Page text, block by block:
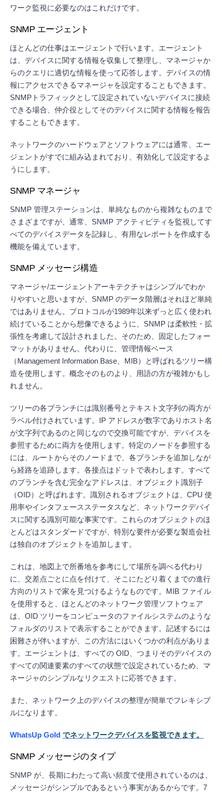
ワーク監視に必要なのはこれだけです。
SNMP エージェント
ほとんどの仕事はエージェントで行います。エージェント
は、デバイスに関する情報を収集して整理し、マネージャか
らのクエリに適切な情報を使って応答します。デバイスの情
報にアクセスできるマネージャを設定することもできます。
SNMPトラフィックとして設定されていないデバイスに接続
できる場合、仲介役としてそのデバイスに関する情報を報告
することもできます。
ネットワークのハードウェアとソフトウェアには通常、エー
ジェントがすでに組み込まれており、有効化して設定するよ
うにします。
SNMP マネージャ
SNMP 管理ステーションは、単純なものから複雑なものまで
さまざまですが、通常、SNMP アクティビティを監視してす
べてのデバイスデータを記録し、有用なレポートを作成する
機能を備えています。
SNMP メッセージ構造
マネージャ/エージェントアーキテクチャはシンプルでわか
りやすいと思いますが、SNMP のデータ階層はそれほど単純
ではありません。プロトコルが1989年以来ずっと広く使われ
続けていることから想像できるように、SNMP は柔軟性・拡
張性を考慮して設計されました。そのため、固定したフォー
マットがありません。代わりに、管理情報ベース
（Management Information Base、MIB）と呼ばれるツリー構
造を使用します。概念そのものより、用語の方が複雑かもし
れません。
ツリーの各ブランチには識別番号とテキスト文字列の両方が
ラベル付けされています。IP アドレスが数字でありホスト名
が文字列であるのと同じなので交換可能ですが、デバイスを
参照するために両方を使用します。特定のノードを参照する
には、ルートからそのノードまで、各ブランチを追加しなが
ら経路を追跡します。各接点はドットで表わします。すべて
のブランチを含む完全なアドレスは、オブジェクト識別子
（OID）と呼ばれます。識別されるオブジェクトは、CPU 使
用率やインタフェースステータスなど、ネットワークデバイ
スに関する識別可能な事実です。これらのオブジェクトのほ
とんどはスタンダードですが、特別な要件が必要な製造会社
は独自のオブジェクトを追加します。
これは、地図上で所番地を参考にして場所を調べる代わり
に、交差点ごとに点を付けて、そこにたどり着くまでの進行
方向のリストで家を見つけるようなものです。MIB ファイル
を使用すると、ほとんどのネットワーク管理ソフトウェア
は、OID ツリーをコンピュータのファイルシステムのような
フォルダのリストで表示することができます。記述するには
困難さが伴いますが、この方法にはいくつかの利点がありま
す。エージェントは、すべての OID、つまりそのデバイスの
すべての関連要素のすべての状態で設定されているため、マ
ネージャのシンプルなリクエストに応答できます。
また、ネットワーク上のデバイスの整理が簡単でフレキシブ
ルになります。
WhatsUp Gold でネットワークデバイスを監視できます。
SNMP メッセージのタイプ
SNMP が、長期にわたって高い頻度で使用されているのは、
メッセージがシンプルであるという事実があるからです。7